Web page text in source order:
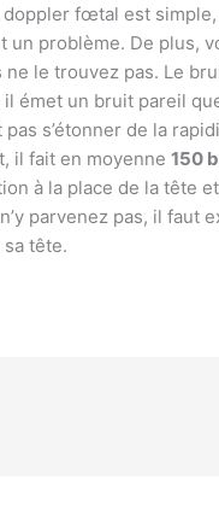
doppler fœtal est
un problème. De plus,
ne le trouvez pas. Le
émet un bruit pareil
pas s’étonner de la
il fait en moyenne150
à la place de la tête
parvenez pas, il faut
tête.